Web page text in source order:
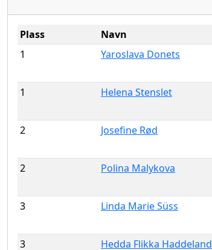
Plass Navn
1
Yaroslava Donets
1 Helena Stenslet
2 Josefine Rød
2 Polina Malykova
3 Linda Marie Süss
3 Hedda Flikka Haddeland